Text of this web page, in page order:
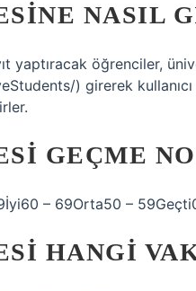
NASIL
yaptıracak öğrenciler,
) girerek
GEÇME
– 69Orta50 –
HANGI